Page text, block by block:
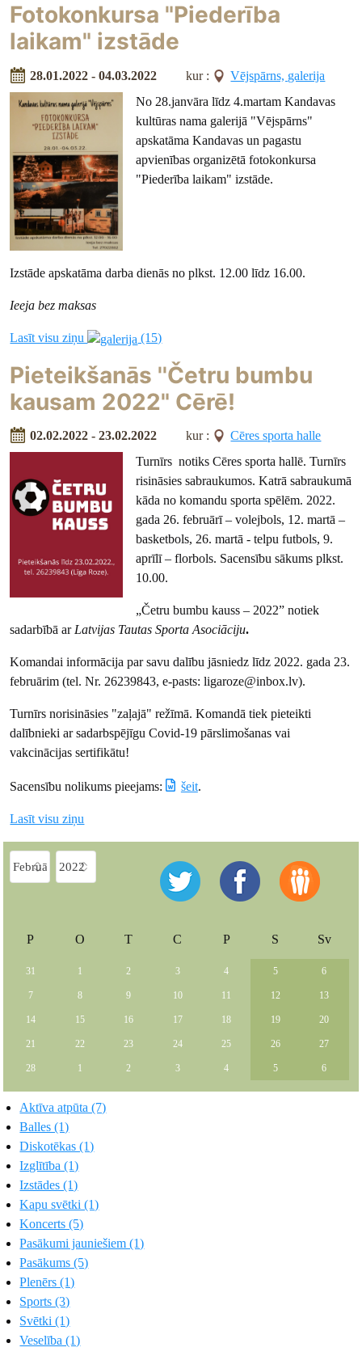
Fotokonkursa "Piederība
laikam" izstāde
28.01.2022 - 04.03.2022 kur :
Vējspārns, galerija
No 28.janvāra līdz 4.martam Kandavas
kultūras nama galerijā "Vējspārns"
apskatāma Kandavas un pagastu
apvienības organizētā fotokonkursa
"Piederība laikam" izstāde.
Izstāde apskatāma darba dienās no plkst. 12.00 līdz 16.00.
Ieeja bez maksas
Lasīt visu ziņu (15)
Pieteikšanās ''Četru bumbu
kausam 2022" Cērē!
02.02.2022 - 23.02.2022 kur :
Cēres sporta halle
Turnīrs notiks Cēres sporta hallē. Turnīrs
risināsies sabraukumos. Katrā sabraukumā
kāda no komandu sporta spēlēm. 2022.
gada 26. februārī – volejbols, 12. martā –
basketbols, 26. martā - telpu futbols, 9.
aprīlī – florbols. Sacensību sākums plkst.
10.00.
„Četru bumbu kauss – 2022” notiek
sadarbībā ar Latvijas Tautas Sporta Asociāciju.
Komandai informācija par savu dalību jāsniedz līdz 2022. gada 23.
februārim (tel. Nr. 26239843, e-pasts: ligaroze@inbox.lv).
Turnīrs norisināsies "zaļajā" režīmā. Komandā tiek pieteikti
dalībnieki ar sadarbspējīgu Covid-19 pārslimošanas vai
vakcinācijas sertifikātu!
Sacensību nolikums pieejams: šeit.
Lasīt visu ziņu
P O T C P S Sv
31 1 2 3 4 5 6
7 8 9 10 11 12 13
14 15 16 17 18 19 20
21 22 23 24 25 26 27
28 1 2 3 4 5 6
Aktīva atpūta (7)
Balles (1)
Diskotēkas (1)
Izglītība (1)
Izstādes (1)
Kapu svētki (1)
Koncerts (5)
Pasākumi jauniešiem (1)
Pasākums (5)
Plenērs (1)
Sports (3)
Svētki (1)
Veselība (1)